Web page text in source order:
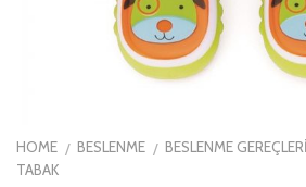
HOME / BESLENME / BESLENME GEREÇLERI
TABAK